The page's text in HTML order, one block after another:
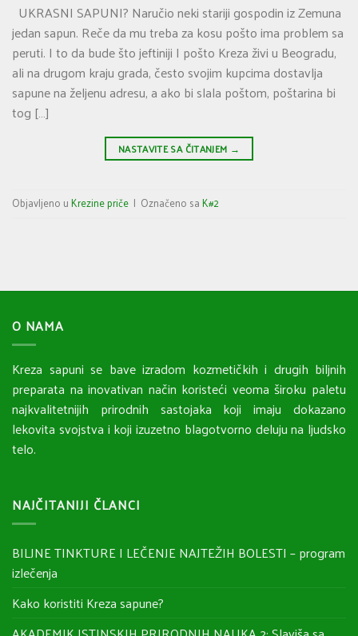
UKRASNI SAPUNI? Naručio neki stariji gospodin iz Zemuna
jedan sapun. Reče da mu treba za kosu pošto ima problem sa
peruti. I to da bude što jeftiniji I pošto Kreza živi u Beogradu,
ali na drugom kraju grada, često svojim kupcima dostavlja
sapune na željenu adresu, a ako bi slala poštom, poštarina bi
tog […]
NASTAVITE SA ČITANJEM →
Objavljeno uKrezine priče | Označeno saK#2
O NAMA
Kreza sapuni se bave izradom kozmetičkih i drugih biljnih
preparata na inovativan način koristeći veoma široku paletu
najkvalitetnijih prirodnih sastojaka koji imaju dokazano
lekovita svojstva i koji izuzetno blagotvorno deluju na ljudsko
telo.
NAJČITANIJI ČLANCI
BILJNE TINKTURE I LEČENJE NAJTEŽIH BOLESTI – program
izlečenja
Kako koristiti Kreza sapune?